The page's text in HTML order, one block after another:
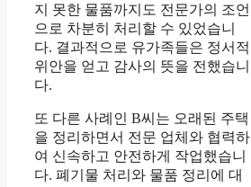
지 못한 물품까지도 전문가의 조언
으로 차분히 처리할 수 있었습니
다. 결과적으로 유가족들은 정서적
위안을 얻고 감사의 뜻을 전했습니
다.
또 다른 사례인 B씨는 오래된 주택
을 정리하면서 전문 업체와 협력하
여 신속하고 안전하게 작업했습니
다. 폐기물 처리와 물품 정리에 대